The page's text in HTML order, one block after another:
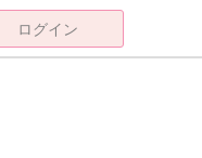
ログイン